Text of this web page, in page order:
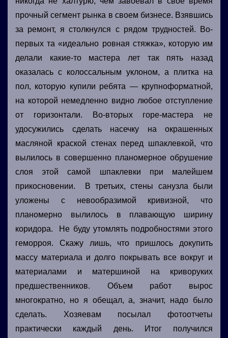
прочный сегмент рынка в своем бизнесе. Взявшись
за ремонт, я столкнулся с рядом трудностей. Во-
первых та «идеально ровная стяжка», которую им
делали какие-то мастера лет так пять назад
оказалась с колоссальным уклоном, а плитка на
пол, которую купили ребята — крупноформатной,
на которой немедленно видно любое отступление
от горизонтали. Во-вторых горе-мастера не
удосужились сделать насечку на окрашенных
масляной краской стенах перед шпаклевкой, что
вылилось в совершенно планомерное обрушение
слоя этой самой шпаклевки при малейшем
прикосновении. В третьих, стены санузла были
уложены с невообразимой кривизной, что
планомерно вылилось в плавающую ширину
коридора. Не буду утомлять подробностями этого
геморроя. Скажу лишь, что пришлось докупить
массу материала и долго покрывать все вокруг и
материалами и матершиной на криворуких
предшественников. Объем работ вырос
многократно, но я обещал, а, значит, надо было
сделать. Хозяевам посылал фотоотчеты
практически каждый день. Итог получился